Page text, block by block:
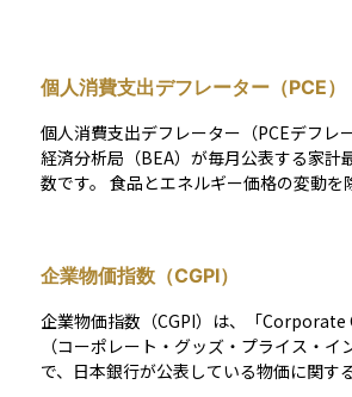
個人消費支出デフレーター（PCE）
個人消費支出デフレーター（PCEデフレ
経済分析局（BEA）が毎月公表する家計
数です。 食品とエネルギー価格の変動を除いた「コアPCE」が
を採用しているため、消費者が高くなっ
品へ乗り換える行動を組み込める点が特徴です。 さ
家の「帰属家賃」や企業・政府が負担す
に支払われていないサービスも含めて計
労者の現金支出に限定される消費者物価
企業物価指数（CGPI）
企業物価指数（CGPI）は、「
（コーポレート・グッズ・プライス・
で、日本銀行が公表している物価に関す